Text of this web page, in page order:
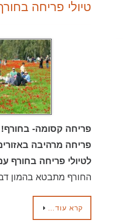
טיולי פריחה
פריחה קסומה- בחורף!
פריחה מרהיבה
לטיולי פריחה
החורף מתבטא בהמון
קרא עוד…